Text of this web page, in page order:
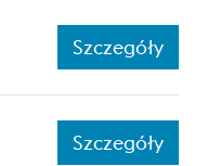
Szczegóły
Szczegóły